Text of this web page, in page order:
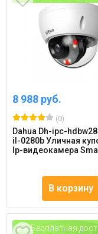
8 988 руб.
(0)
Dahua Dh-ipc-
il-0280b Уличная
Ip-видеокамера
В корзину
Бесплатная